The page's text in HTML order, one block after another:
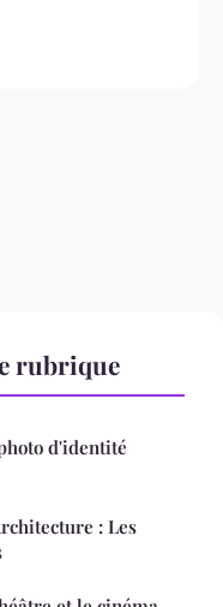
rubrique
d'identité
: Les